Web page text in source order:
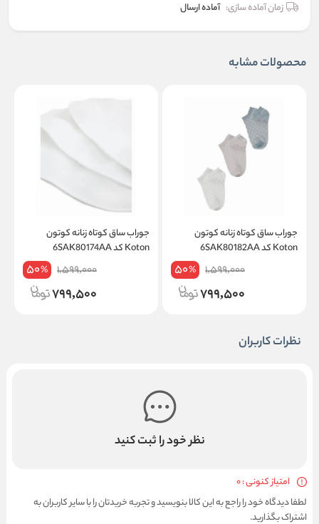
زمان آماده سازی: آماده ارسال
محصولات مشابه
جوراب ساق کوتاه زنانه کوتون
Koton کد 6SAK80182AA
1,599,000
50%
799,500
جوراب ساق کوتاه زنانه کوتون
Koton کد 6SAK80174AA
1,599,000
50%
799,500
نظرات کاربران
نظر خود را ثبت کنید
امتیاز کنونی : 0
لطفا دیدگاه خود را راجع به این کالا بنویسید و تجربه خریدتان را با سایر کاربران به
اشتراک بگذارید.